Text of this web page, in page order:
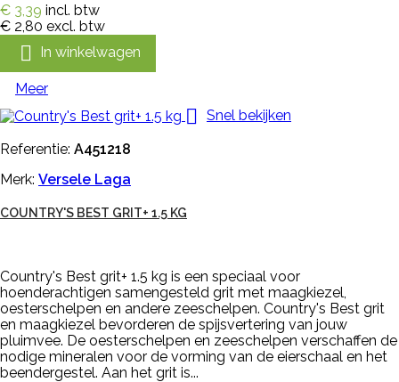
€ 3,39 incl. btw
€ 2,80 excl. btw
 In winkelwagen
Meer
 Snel bekijken
Referentie: A451218
Merk: Versele Laga
COUNTRY'S BEST GRIT+ 1.5 KG
Country's Best grit+ 1.5 kg is een speciaal voor
hoenderachtigen samengesteld grit met maagkiezel,
oesterschelpen en andere zeeschelpen. Country's Best grit
en maagkiezel bevorderen de spijsvertering van jouw
pluimvee. De oesterschelpen en zeeschelpen verschaffen de
nodige mineralen voor de vorming van de eierschaal en het
beendergestel. Aan het grit is...